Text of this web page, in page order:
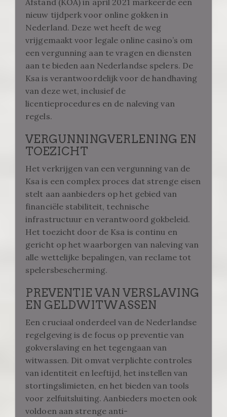
Afstand (KOA) in april 2021 markeerde een
nieuw tijdperk voor online gokken in
Nederland. Deze wet heeft de weg
vrijgemaakt voor legale online casino’s om
een vergunning aan te vragen en diensten
aan te bieden aan Nederlandse spelers. De
Ksa is verantwoordelijk voor de handhaving
van deze wet, inclusief de
licentieprocedures en de naleving van
regels.
VERGUNNINGVERLENING EN
TOEZICHT
Het verkrijgen van een vergunning van de
Ksa is een complex proces dat strenge eisen
stelt aan aanbieders op het gebied van
financiële stabiliteit, technische
infrastructuur en verantwoord gokbeleid.
Het toezicht door de Ksa is continu en
gericht op het waarborgen van naleving van
alle wettelijke bepalingen, van reclame tot
spelersbescherming.
PREVENTIE VAN VERSLAVING
EN GELDWITWASSEN
Een cruciaal onderdeel van de Nederlandse
regelgeving is de focus op preventie van
gokverslaving en het tegengaan van
witwassen. Dit omvat verplichte controles
van identiteit en leeftijd, het instellen van
stortingslimieten, en het bieden van tools
voor zelfuitsluiting. Aanbieders moeten ook
voldoen aan strenge anti-